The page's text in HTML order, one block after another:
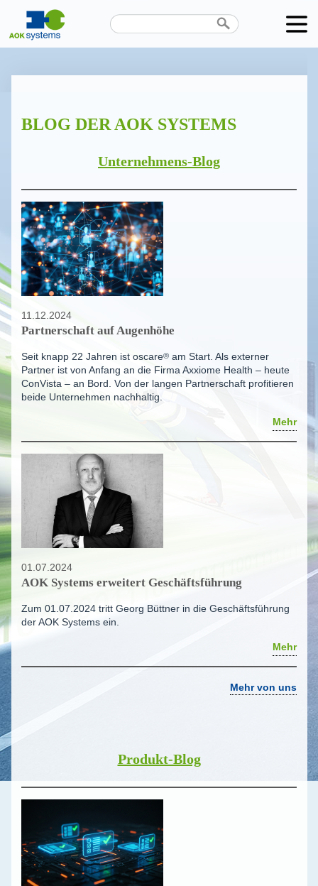
BLOG DER AOK SYSTEMS
Unternehmens-Blog
11.12.2024
Partnerschaft auf Augenhöhe
Seit knapp 22 Jahren ist oscare® am Start. Als externer
Partner ist von Anfang an die Firma Axxiome Health – heute
ConVista – an Bord. Von der langen Partnerschaft profitieren
beide Unternehmen nachhaltig.
Mehr
01.07.2024
AOK Systems erweitert Geschäftsführung
Zum 01.07.2024 tritt Georg Büttner in die Geschäftsführung
der AOK Systems ein.
Mehr
Mehr von uns
Produkt-Blog
Karriere
Termine
Kontakt
Datenschutz